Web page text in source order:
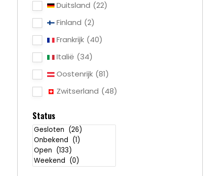
Duitsland (22)
Finland (2)
Frankrijk (40)
Italië (34)
Oostenrijk (81)
Zwitserland (48)
Status